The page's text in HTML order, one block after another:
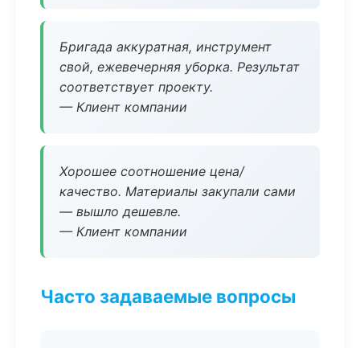
Бригада аккуратная, инструмент
свой, ежевечерняя уборка. Результат
соответствует проекту.
— Клиент компании
Хорошее соотношение цена/
качество. Материалы закупали сами
— вышло дешевле.
— Клиент компании
Часто задаваемые вопросы